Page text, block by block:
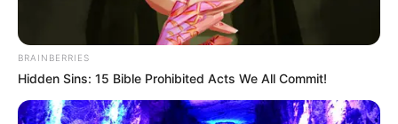
MataMata 05/10/2020
Dan hancur seketika hanya dengan sebuah
BRAINBERRIES
Hidden Sins: 15 Bible Prohibited Acts We All Commit!